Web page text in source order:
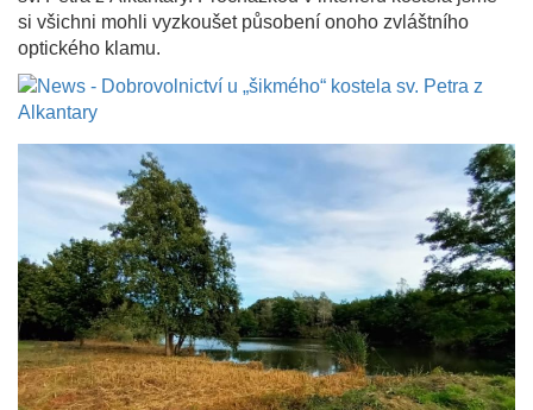
si všichni mohli vyzkoušet působení onoho zvláštního
optického klamu.